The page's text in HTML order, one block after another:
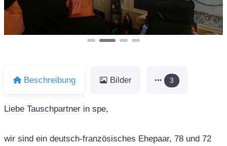
Beschreibung Bilder 3
Liebe Tauschpartner in spe,
wir sind ein deutsch-französisches Ehepaar, 78 und 72